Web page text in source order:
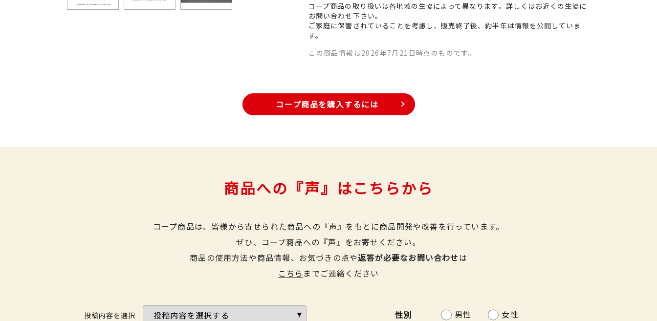
コープ商品の取り扱いは各地域の生協によって異なります。詳しくはお近くの生協に
お問い合わせ下さい。
ご家庭に保管されていることを考慮し、販売終了後、約半年は情報を公開していま
す。
この商品情報は2026年7月21日時点のものです。
コープ商品を購入するには
商品への『声』はこちらから
コープ商品は、皆様から寄せられた商品への『声』をもとに商品開発や改善を行っています。
ぜひ、コープ商品への『声』をお寄せください。
商品の使用方法や商品情報、お気づきの点や返答が必要なお問い合わせは
こちら までご連絡ください
投稿内容を選択 性別 男性 女性